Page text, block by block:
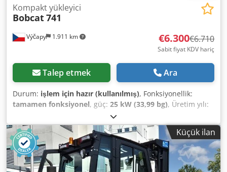
Výčapy 1.911 km
Kompakt yükleyici
Bobcat741
€6.300€6.710
Sabit fiyat KDV hariç
Talep etmek Ara
Durum: işlem için hazır (kullanılmış), Fonksiyonellik:
tamamen fonksiyonel, güç: 25 kW (33,99 bg), Üretim yılı:
5.700 h, Bobcat 741 Deutz 29,5 HP
motorlu 5700 saat, yaklaşık 1990 model Kova Dwedpfxoy
Skqws Anzea
Küçük ilan